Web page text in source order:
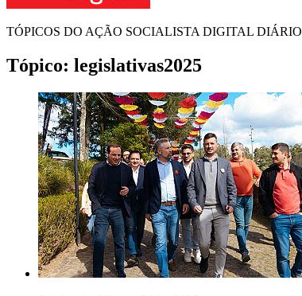
TÓPICOS DO AÇÃO SOCIALISTA DIGITAL DIÁRIO
Tópico: legislativas2025